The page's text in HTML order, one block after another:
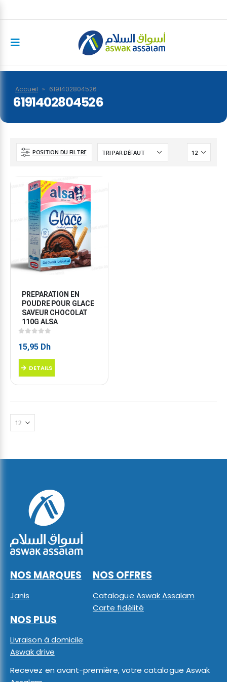
Accueil » 6191402804526
6191402804526
POSITION DU FILTRE
PREPARATION EN
POUDRE POUR GLACE
SAVEUR CHOCOLAT
110G ALSA
15,95 Dh
DETAILS
NOS MARQUES
Janis
NOS OFFRES
Catalogue Aswak Assalam
Carte fidélité
NOS PLUS
Livraison à domicile
Aswak drive
Recevez en avant-première, votre catalogue Aswak